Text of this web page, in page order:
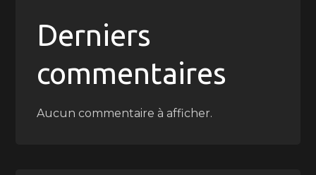
Derniers
commentaires
Aucun commentaire à afficher.